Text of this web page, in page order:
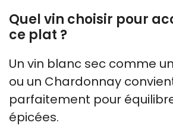
Quel vin choisir pour
ce plat ?
Un vin blanc sec comme
ou un Chardonnay
parfaitement pour
épicées.